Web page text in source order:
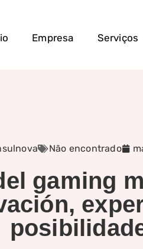
Empresa Serviços
Não encontrado
gaming